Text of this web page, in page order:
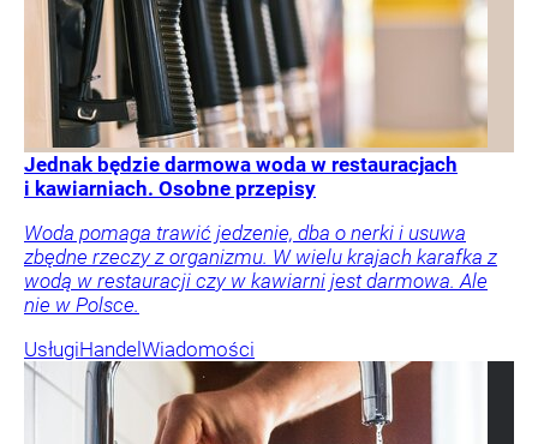
Jednak będzie darmowa woda w restauracjach
i kawiarniach. Osobne przepisy
Woda pomaga trawić jedzenie, dba o nerki i usuwa
zbędne rzeczy z organizmu. W wielu krajach karafka z
wodą w restauracji czy w kawiarni jest darmowa. Ale
nie w Polsce.
UsługiHandel Wiadomości